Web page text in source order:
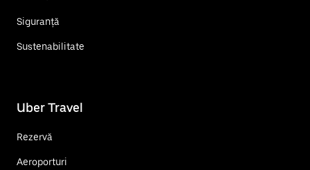
Siguranță
Sustenabilitate
Uber Travel
Rezervă
Aeroporturi